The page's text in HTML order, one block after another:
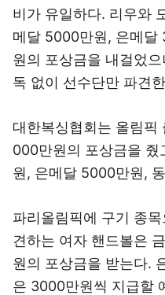
비가 유일하다. 리우와
메달 5000만원, 은메
원의 포상금을 내걸었
독 없이 선수단만 파견
대한복싱협회는 올림픽
000만원의 포상금을 줬
원, 은메달 5000만원,
파리올림픽에 구기 종
견하는 여자 핸드볼은
원의 포상금을 받는다.
은 3000만원씩 지급할